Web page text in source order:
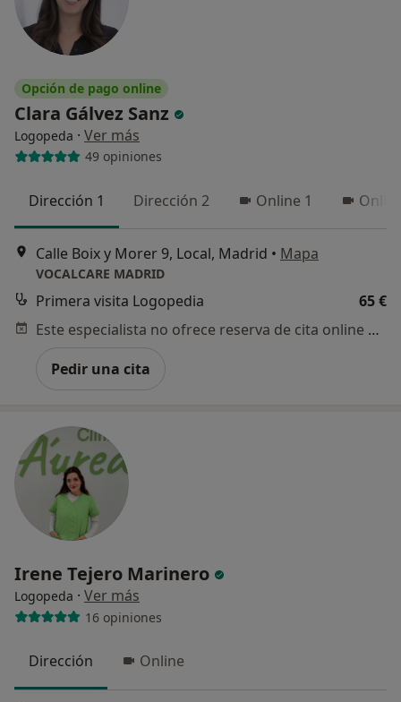
Opción de pago online
Clara Gálvez Sanz
Logopeda · Ver más
49 opiniones
Dirección 1 Dirección 2 Online 1
Calle Boix y Morer 9, Local, Madrid • Mapa
VOCALCARE MADRID
Primera visita Logopedia
65 €
Este especialista no ofrece reserva de cita online en esta dirección.
Pedir una cita
Irene Tejero Marinero
Logopeda · Ver más
16 opiniones
Dirección Online